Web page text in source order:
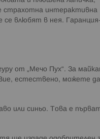
страхотна интерактивна
се влюбят в нея. Гаранция-
от „Мечо Пух“. За
естествено, можете
или синьо. Това е